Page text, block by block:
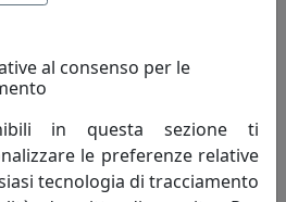
al consenso per le
in questa sezione ti
le preferenze relative
tecnologia di tracciamento